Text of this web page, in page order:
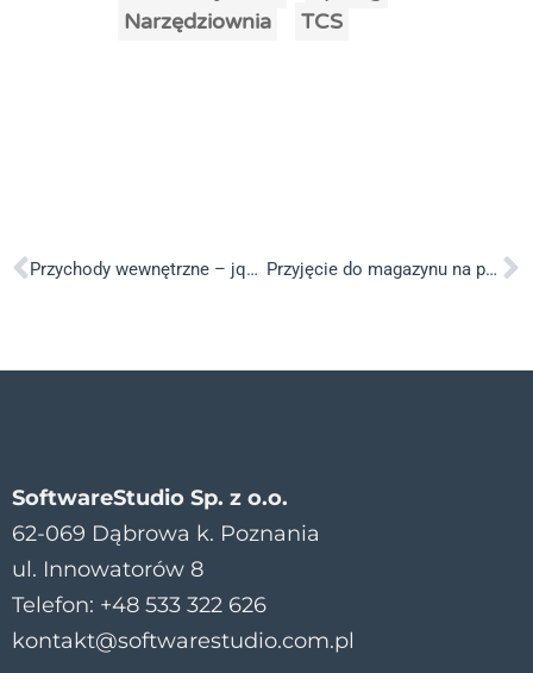
Narzędziownia
TCS
Przychody wewnętrzne – jqs_dpmag_pw.js Przyjęcie do magazynu na podst. zlecenia – jqs_dpmag_pz.js
SoftwareStudio Sp. z o.o.
62-069 Dąbrowa k. Poznania
ul. Innowatorów 8
Telefon: +48 533 322 626
kontakt@softwarestudio.com.pl